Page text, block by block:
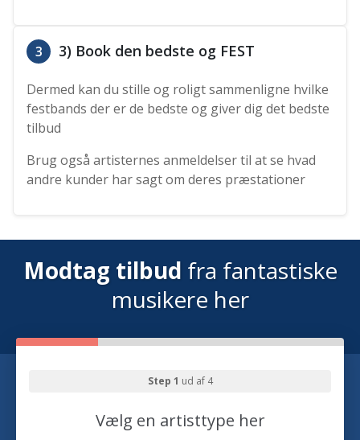
3 3) Book den bedste og FEST
Dermed kan du stille og roligt sammenligne hvilke
festbands der er de bedste og giver dig det bedste
tilbud
Brug også artisternes anmeldelser til at se hvad
andre kunder har sagt om deres præstationer
Modtag tilbud fra fantastiske
musikere her
Step 1 ud af 4
Vælg en artisttype her